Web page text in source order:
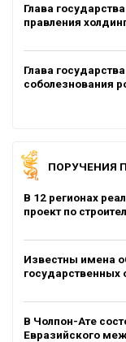
Глава
правления
Глава
соболезнования
ПОРУЧЕНИЯ
В 12 регионах
проект по
Известны имена
государственных
В Чолпон-Ате
Евразийского